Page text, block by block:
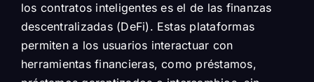
los contratos inteligentes es el de las finanzas
descentralizadas (DeFi). Estas plataformas
permiten a los usuarios interactuar con
herramientas financieras, como préstamos,